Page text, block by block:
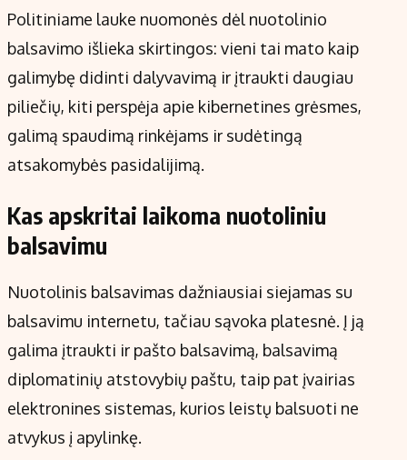
Politiniame lauke nuomonės dėl nuotolinio
balsavimo išlieka skirtingos: vieni tai mato kaip
galimybę didinti dalyvavimą ir įtraukti daugiau
piliečių, kiti perspėja apie kibernetines grėsmes,
galimą spaudimą rinkėjams ir sudėtingą
atsakomybės pasidalijimą.
Kas apskritai laikoma nuotoliniu
balsavimu
Nuotolinis balsavimas dažniausiai siejamas su
balsavimu internetu, tačiau sąvoka platesnė. Į ją
galima įtraukti ir pašto balsavimą, balsavimą
diplomatinių atstovybių paštu, taip pat įvairias
elektronines sistemas, kurios leistų balsuoti ne
atvykus į apylinkę.